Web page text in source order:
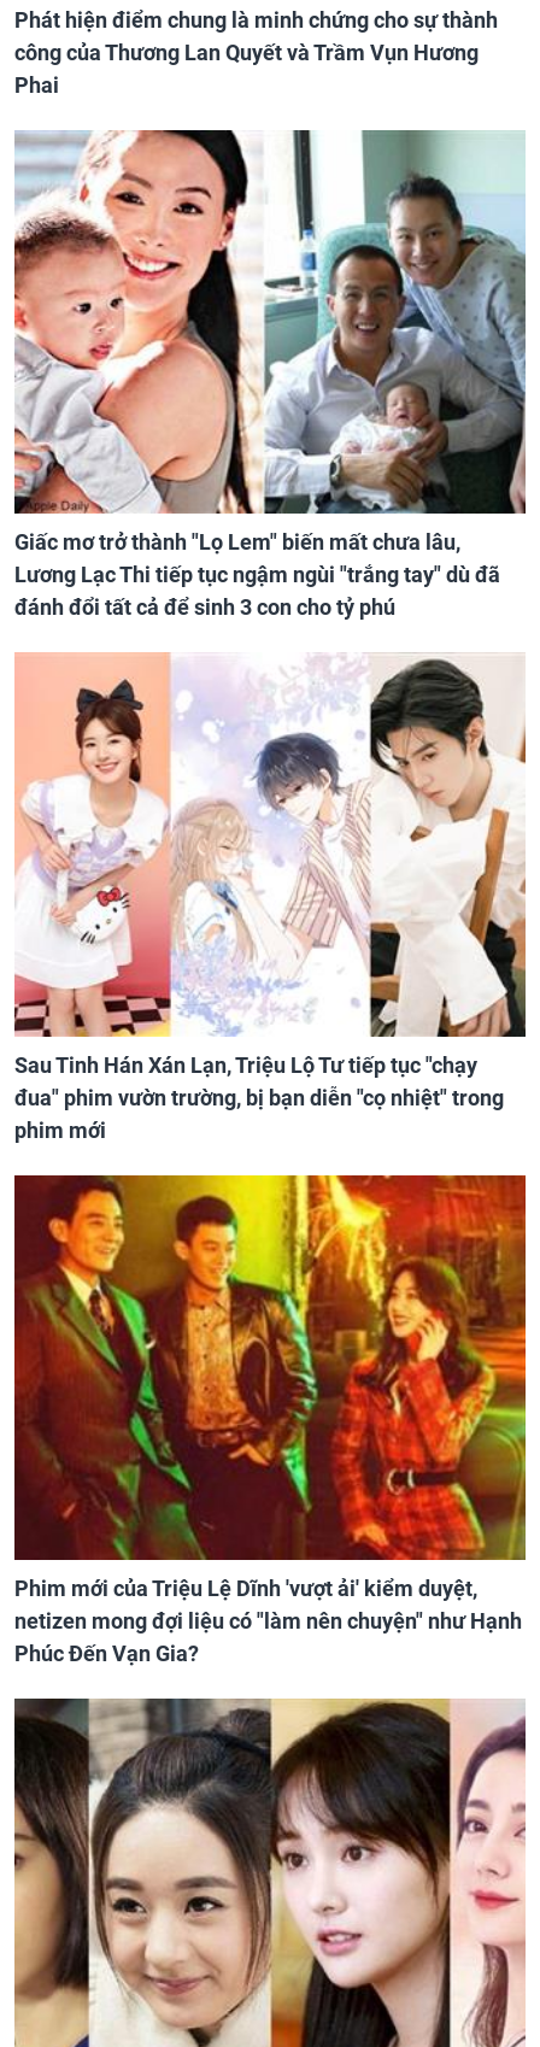
Phát hiện điểm chung là minh chứng cho sự thành
công của Thương Lan Quyết và Trầm Vụn Hương
Phai
Giấc mơ trở thành "Lọ Lem" biến mất chưa lâu,
Lương Lạc Thi tiếp tục ngậm ngùi "trắng tay" dù đã
đánh đổi tất cả để sinh 3 con cho tỷ phú
Sau Tinh Hán Xán Lạn, Triệu Lộ Tư tiếp tục "chạy
đua" phim vườn trường, bị bạn diễn "cọ nhiệt" trong
phim mới
Phim mới của Triệu Lệ Dĩnh 'vượt ải' kiểm duyệt,
netizen mong đợi liệu có "làm nên chuyện" như Hạnh
Phúc Đến Vạn Gia?